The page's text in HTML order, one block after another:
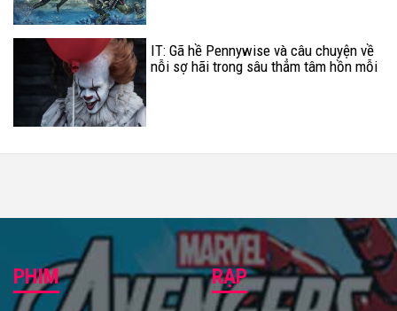
IT: Gã hề Pennywise và câu chuyện về
nỗi sợ hãi trong sâu thẳm tâm hồn mỗi
PHIM RẠP